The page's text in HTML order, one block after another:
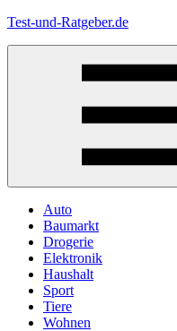
Zum
Test-und-Ratgeber.de
Auto
Baumarkt
Drogerie
Elektronik
Haushalt
Sport
Tiere
Wohnen